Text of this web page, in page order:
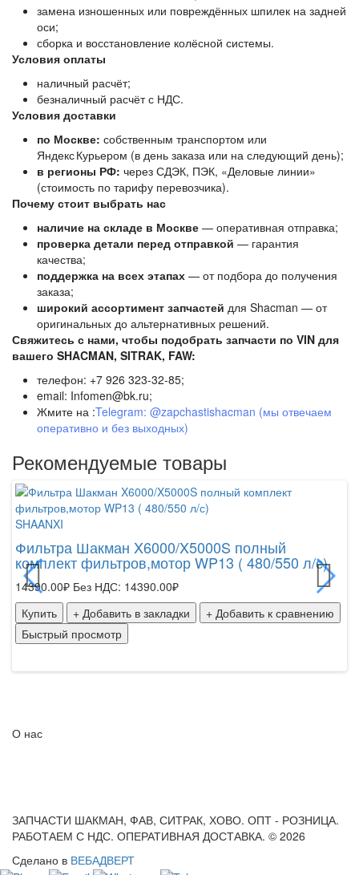
замена изношенных или повреждённых шпилек на задней
оси;
сборка и восстановление колёсной системы.
Условия оплаты
наличный расчёт;
безналичный расчёт с НДС.
Условия доставки
по Москве: собственным транспортом или
Яндекс Курьером (в день заказа или на следующий день);
в регионы РФ: через СДЭК, ПЭК, «Деловые линии»
(стоимость по тарифу перевозчика).
Почему стоит выбрать нас
наличие на складе в Москве — оперативная отправка;
проверка детали перед отправкой — гарантия
качества;
поддержка на всех этапах — от подбора до получения
заказа;
широкий ассортимент запчастей для Shacman — от
оригинальных до альтернативных решений.
Свяжитесь с нами, чтобы подобрать запчасти по VIN для
вашего SHACMAN, SITRAK, FAW:
телефон: +7 926 323-32-85;
email: Infomen@bk.ru;
Жмите на :Telegram: @zapchastishacman (мы отвечаем
оперативно и без выходных)
Рекомендуемые товары
SHAANXI
Фильтра Шакман X6000/X5000S полный
комплект фильтров,мотор WP13 ( 480/550 л/с)
14390.00₽ Без НДС: 14390.00₽
Купить
+ Добавить в закладки
+ Добавить к сравнению
Быстрый просмотр
О нас
ЗАПЧАСТИ ШАКМАН, ФАВ, СИТРАК, ХОВО. ОПТ - РОЗНИЦА.
РАБОТАЕМ С НДС. ОПЕРАТИВНАЯ ДОСТАВКА. © 2026
Сделано в ВЕБАДВЕРТ